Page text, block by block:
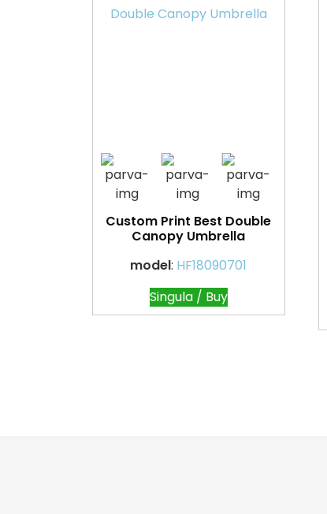
Custom Print Best Double
Canopy Umbrella
model: HF18090701
Singula / Buy